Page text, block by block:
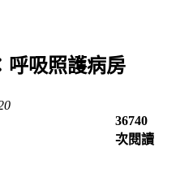
呼吸照護病房
36740
次閱讀